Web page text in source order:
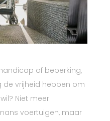
of beperking,
vrijheid hebben om
Niet meer
voertuigen, maar